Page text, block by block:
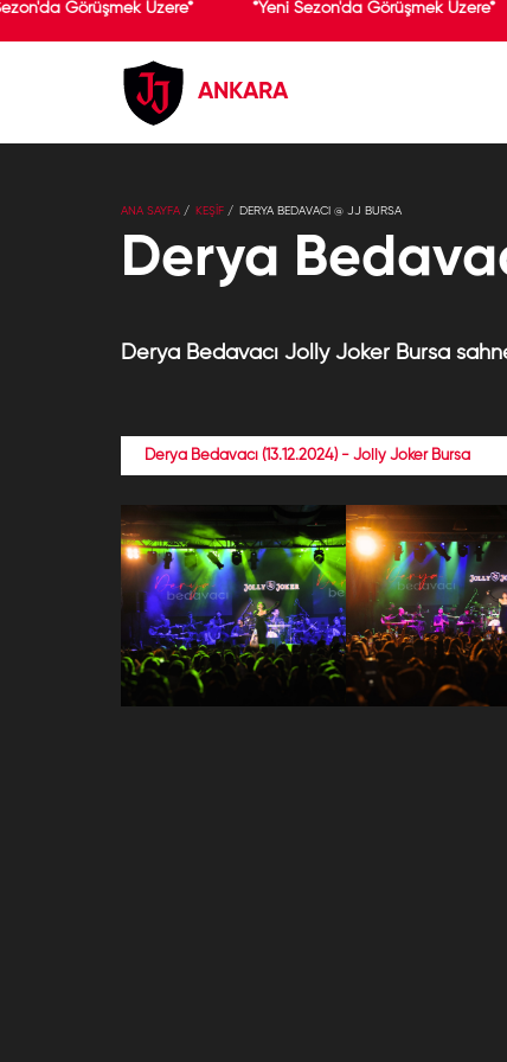
Görüşmek Üzere* *Yeni Sezon'da Görüşmek Üzere*
ANKARA
ANA SAYFA KEŞİF DERYA BEDAVACI @ JJ BURSA
Derya
Derya Bedavacı Jolly Joker Bursa
Derya Bedavacı (13.12.2024) - Jolly Joker Bursa